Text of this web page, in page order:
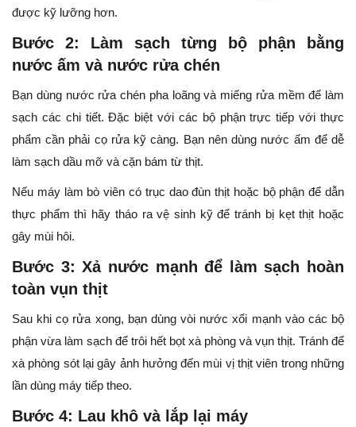
được kỹ lưỡng hơn.
Bước 2: Làm sạch từng bộ phận bằng
nước ấm và nước rửa chén
Bạn dùng nước rửa chén pha loãng và miếng rửa mềm để làm
sạch các chi tiết. Đặc biệt với các bộ phận trực tiếp với thực
phẩm cần phải cọ rửa kỹ càng. Bạn nên dùng nước ấm để dễ
làm sạch dầu mỡ và cặn bám từ thịt.
Nếu máy làm bò viên có trục dao đùn thịt hoặc bộ phận để dẫn
thực phẩm thì hãy tháo ra vệ sinh kỹ để tránh bị kẹt thịt hoặc
gây mùi hôi.
Bước 3: Xả nước mạnh để làm sạch hoàn
toàn vụn thịt
Sau khi cọ rửa xong, bạn dùng vòi nước xối mạnh vào các bộ
phận vừa làm sạch để trôi hết bọt xà phòng và vụn thịt. Tránh để
xà phòng sót lại gây ảnh hưởng đến mùi vị thịt viên trong những
lần dùng máy tiếp theo.
Bước 4: Lau khô và lắp lại máy